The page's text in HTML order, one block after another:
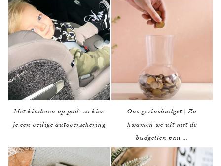
Met kinderen op pad: zo kies
je een veilige autoverzekering
Ons gezinsbudget | Zo
kwamen we uit met de
budgetten van …